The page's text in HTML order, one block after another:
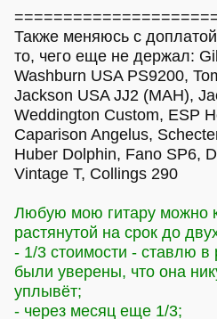
Также меняюсь с
то, чего еще не держал:
Washburn USA PS9200,
Jackson USA JJ2 (MAH),
Weddington Custom, ESP
Caparison Angelus,
Huber Dolphin, Fano SP6,
Vintage T, Collings 290
Любую мою гитару можно
растянутой на срок до
- 1/3 стоимости - ставлю
были уверены, что она
уплывёт;
- через месяц еще 1/3;